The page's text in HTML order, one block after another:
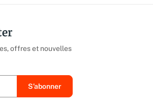
offres et nouvelles